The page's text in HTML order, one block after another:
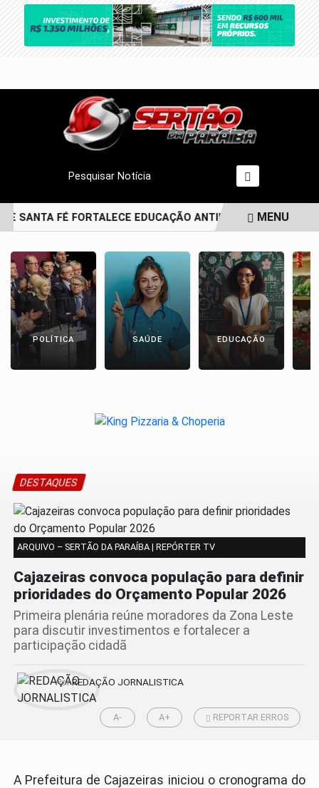
Pesquisar Notícia
SANTA FÉ FORTALECE EDUCAÇÃO ANTIRRACISTA DESDE
MENU
POLÍTICA SAÚDE EDUCAÇÃO
DESTAQUES
ARQUIVO – SERTÃO DA PARAÍBA | REPÓRTER TV
Cajazeiras convoca população para definir
prioridades do Orçamento Popular 2026
Primeira plenária reúne moradores da Zona Leste
para discutir investimentos e fortalecer a
participação cidadã
PorREDAÇÃO JORNALISTICA
A- A+ REPORTAR ERROS
A Prefeitura de Cajazeiras iniciou o cronograma do